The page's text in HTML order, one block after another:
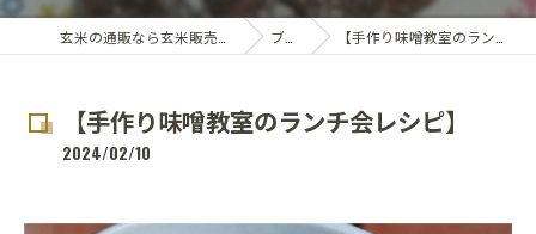
ブログ 【手作り味噌教室のランチ会レシピ】
【手作り味噌教室のランチ会レシピ】
2024/02/10